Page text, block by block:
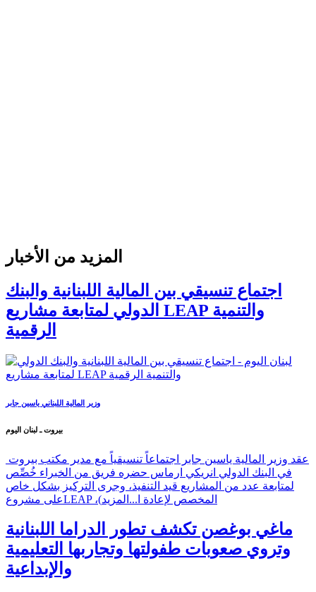
المزيد من الأخبار
اجتماع تنسيقي بين المالية اللبنانية والبنك
الدولي لمتابعة مشاريع LEAP والتنمية
الرقمية
وزير المالية اللبناني ياسين جابر
بيروت ـ لبنان اليوم
في البنك الدولي انريكي ارماس حضره فريق من الخبراء خُصِّص
لمتابعة عدد من المشاريع قيد التنفيذ، وجرى التركيز بشكل خاص
على مشروعLEAP ،(المخصص لإعادة ا... المزيد
ماغي بوغصن تكشف تطور الدراما اللبنانية
وتروي صعوبات طفولتها وتجاربها التعليمية
والإبداعية